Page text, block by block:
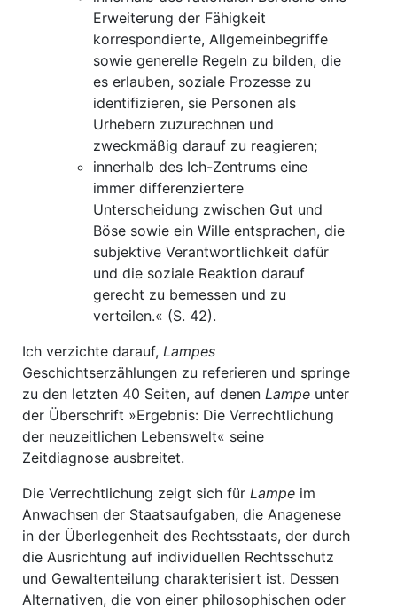
Erweiterung der Fähigkeit
korrespondierte, Allgemeinbegriffe
sowie generelle Regeln zu bilden, die
es erlauben, soziale Prozesse zu
identifizieren, sie Personen als
Urhebern zuzurechnen und
zweckmäßig darauf zu reagieren;
innerhalb des Ich-Zentrums eine
immer differenziertere
Unterscheidung zwischen Gut und
Böse sowie ein Wille entsprachen, die
subjektive Verantwortlichkeit dafür
und die soziale Reaktion darauf
gerecht zu bemessen und zu
verteilen.« (S. 42).
Ich verzichte darauf, Lampes
Geschichtserzählungen zu referieren und springe
zu den letzten 40 Seiten, auf denen Lampe unter
der Überschrift »Ergebnis: Die Verrechtlichung
der neuzeitlichen Lebenswelt« seine
Zeitdiagnose ausbreitet.
Die Verrechtlichung zeigt sich für Lampe im
Anwachsen der Staatsaufgaben, die Anagenese
in der Überlegenheit des Rechtsstaats, der durch
die Ausrichtung auf individuellen Rechtsschutz
und Gewaltenteilung charakterisiert ist. Dessen
Alternativen, die von einer philosophischen oder